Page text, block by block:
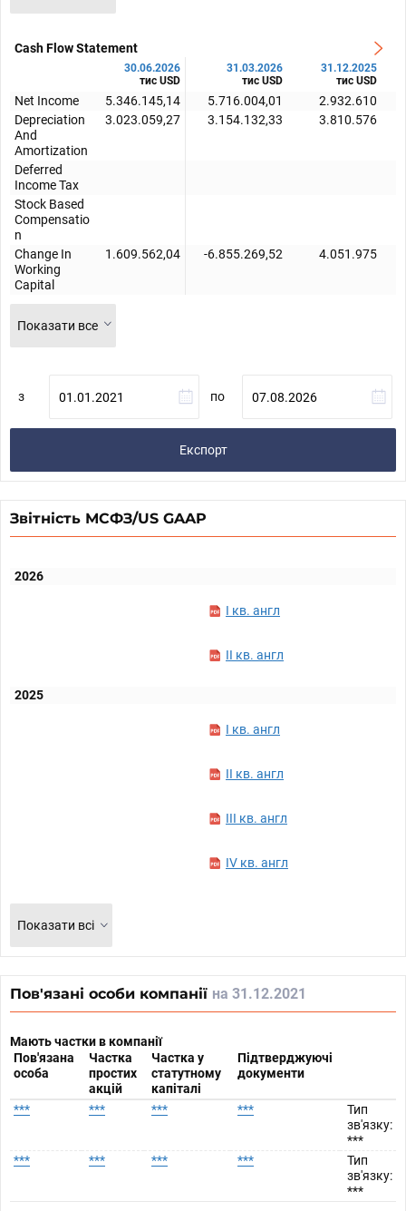
Cash Flow Statement
30.06.2026
тис USD
31.03.2026
тис USD
31.12.2025
тис USD
Net Income 5.346.145,14 5.716.004,01
2.932.610
Depreciation
And
Amortization
3.023.059,27 3.154.132,33 3.810.576
Deferred
Income Tax
Stock Based
Compensatio
n
Change In
Working
Capital
1.609.562,04 -6.855.269,52 4.051.975
Показати все
з по
Експорт
Звітність МСФЗ/US GAAP
2026
I кв. англ
II кв. англ
2025
I кв. англ
II кв. англ
III кв. англ
IV кв. англ
Показати всі
Пов'язані особи компанії на 31.12.2021
Мають частки в компанії
Пов'язана
особа
Частка
простих
акцій
Частка у
статутному
капіталі
Підтверджуючі
документи
*** *** *** ***
Тип
зв'язку:
***
***
*** *** ***
Тип
зв'язку:
***